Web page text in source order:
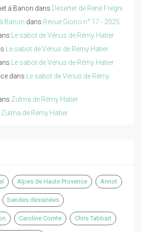
à Banon dans Déserter de René Frégni
Banon dans Revue Giono n° 17 - 2025
Le sabot de Vénus de Rémy Hatier
Le sabot de Vénus de Rémy Hatier
Le sabot de Vénus de Rémy Hatier
dans
Le sabot de Vénus de Rémy
Zulma de Rémy Hatier
Zulma de Rémy Hatier
Alpes de Haute Provence Annot
bandes dessinées
Caroline Comte Chris Tabbart